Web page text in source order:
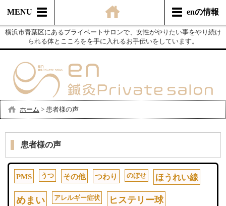
MENU enの情報
横浜市青葉区にあるプライベートサロンで、女性がやりたい事をやり続け
られる体とこころをを手に入れるお手伝いをしています。
ホーム > 患者様の声
患者様の声
PMS うつ その他 つわり のぼせ ほうれい線
めまい アレルギー症状 ヒステリー球